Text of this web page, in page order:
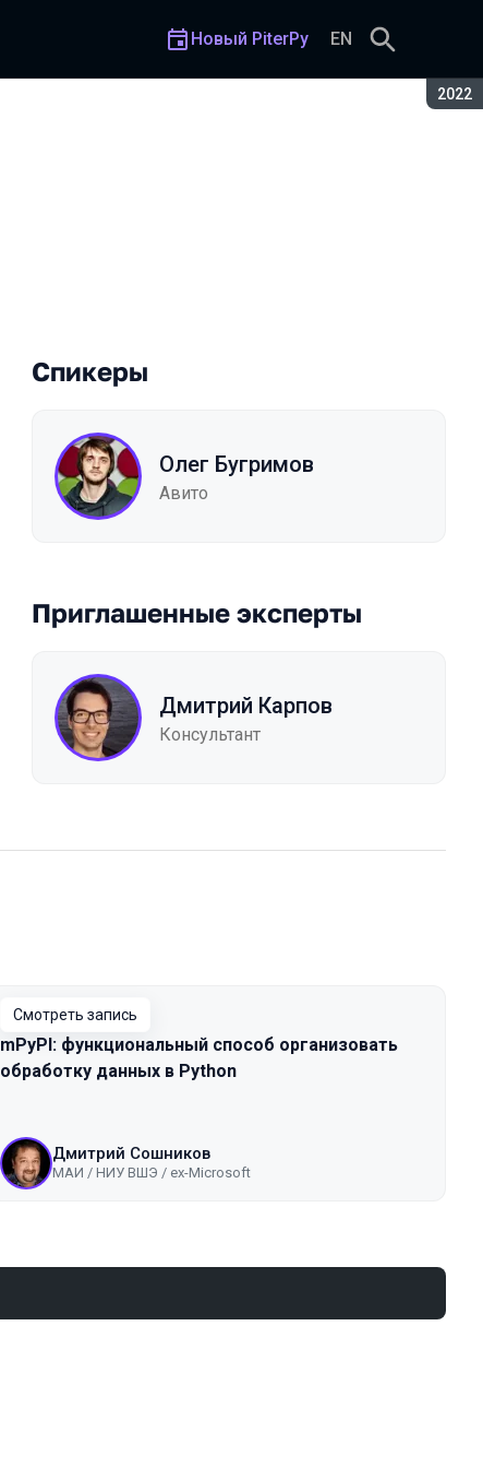
2022
Новый PiterPy EN
Спикеры
Олег Бугримов
Авито
Приглашенные эксперты
Дмитрий Карпов
Консультант
Смотреть запись
mPyPl: функциональный способ организовать
обработку данных в Python
Дмитрий Сошников
МАИ / НИУ ВШЭ / ex-Microsoft